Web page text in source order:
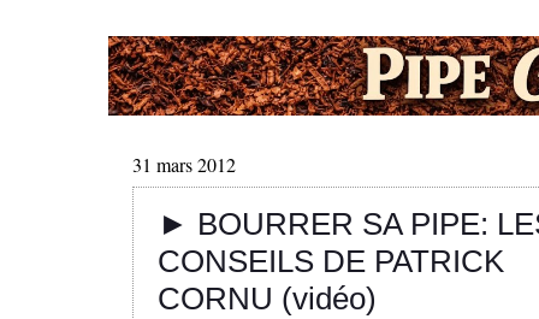
31 mars 2012
► BOURRER SA PIPE:
CONSEILS DE PATRICK
CORNU (vidéo)